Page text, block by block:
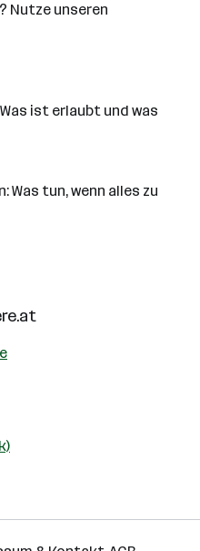
Nutze unseren
ist erlaubt und was
Was tun, wenn alles zu